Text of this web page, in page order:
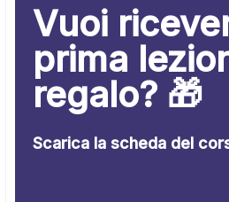
Vuoi
prima
regalo? 🎁
Scarica la scheda del